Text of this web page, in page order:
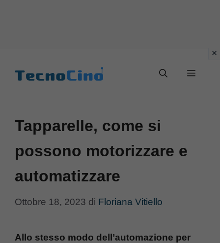
Menu
Tapparelle, come si
possono motorizzare e
automatizzare
Ottobre 18, 2023 di Floriana Vitiello
Allo stesso modo dell’automazione per